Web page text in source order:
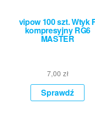
vipow 100 szt. Wtyk
kompresyjny RG6
MASTER
7,00 zł
Sprawdź